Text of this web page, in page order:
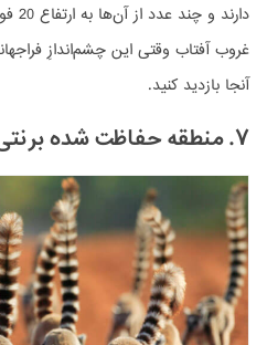
غروب آفتاب وقتی این چشم‌اندازِ
آنجا بازدید کنید.
۷. منطقه حفاظت شده برنتی